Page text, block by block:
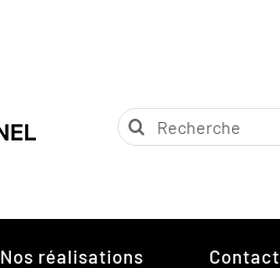
Rechercher:
Nos réalisations Contact